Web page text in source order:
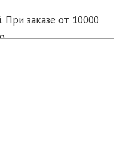
заказе от 10000